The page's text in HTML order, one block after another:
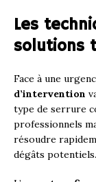
Les
solutions
Face à une
d’intervention
type de serrure
professionnels
résoudre
dégâts potentiels.